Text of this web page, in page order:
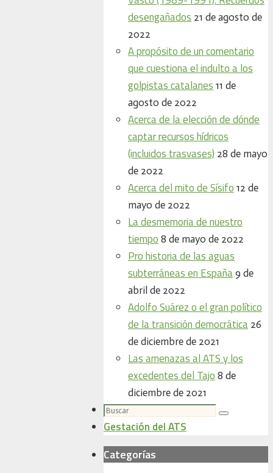
desengañados 21 de agosto de
2022
A propósito de un comentario
que cuestiona el indulto a los
golpistas catalanes 11 de
agosto de 2022
Acerca de la elección de dónde
captar recursos hídricos
(incluidos trasvases) 28 de mayo
de 2022
Acerca del mito de Sísifo 12 de
mayo de 2022
La desmemoria de nuestro
tiempo 8 de mayo de 2022
Pro historia de las aguas
subterráneas en España 9 de
abril de 2022
Adolfo Suárez o el gran político
de la transición democrática 26
de diciembre de 2021
Las amenazas al ATS y los
excedentes del Tajo 8 de
diciembre de 2021
Buscar:
Buscar
Gestación del ATS
Categorías